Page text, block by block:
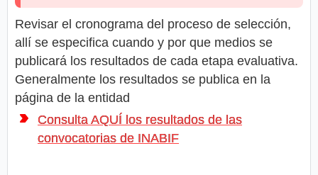
Revisar el cronograma del proceso de selección,
allí se especifica cuando y por que medios se
publicará los resultados de cada etapa evaluativa.
Generalmente los resultados se publica en la
página de la entidad
Consulta AQUÍ los resultados de las
convocatorias de INABIF